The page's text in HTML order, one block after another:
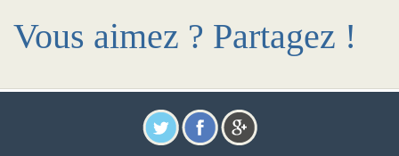
Vous aimez ? Partagez !